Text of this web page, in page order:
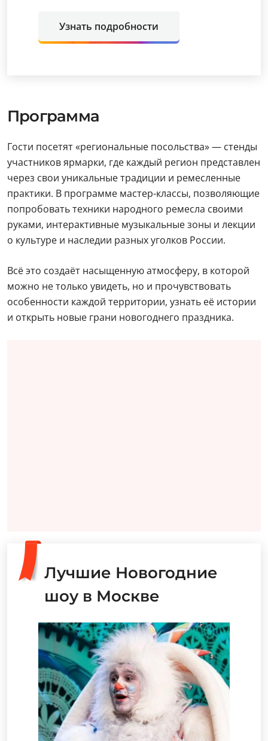
Узнать подробности
Программа
Гости посетят «региональные посольства» — стенды
участников ярмарки, где каждый регион представлен
через свои уникальные традиции и ремесленные
практики. В программе мастер-классы, позволяющие
попробовать техники народного ремесла своими
руками, интерактивные музыкальные зоны и лекции
о культуре и наследии разных уголков России.
Всё это создаёт насыщенную атмосферу, в которой
можно не только увидеть, но и прочувствовать
особенности каждой территории, узнать её истории
и открыть новые грани новогоднего праздника.
Лучшие Новогодние
шоу в Москве